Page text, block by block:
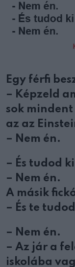
Egy férfi
– Képzeld
sok
az az
– Nem én.
– És tudod
– Nem én.
A másik
– És te
– Nem én.
– Az jár a
iskolába